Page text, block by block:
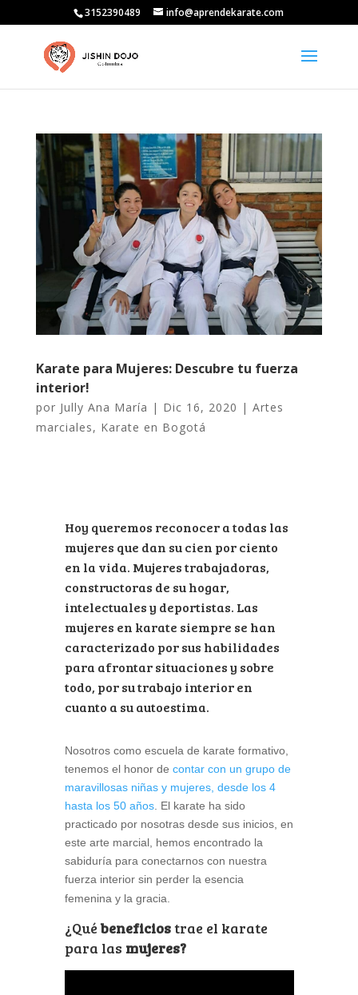
3152390489 info@aprendekarate.com
Karate para Mujeres: Descubre tu fuerza
interior!
por Jully Ana María | Dic 16, 2020 | Artes
marciales, Karate en Bogotá
Hoy queremos reconocer a todas las
mujeres que dan su cien por ciento
en la vida. Mujeres trabajadoras,
constructoras de su hogar,
intelectuales y deportistas. Las
mujeres en karate siempre se han
caracterizado por sus habilidades
para afrontar situaciones y sobre
todo, por su trabajo interior en
cuanto a su autoestima.
Nosotros como escuela de karate formativo,
tenemos el honor de contar con un grupo de
maravillosas niñas y mujeres, desde los 4
hasta los 50 años. El karate ha sido
practicado por nosotras desde sus inicios, en
este arte marcial, hemos encontrado la
sabiduría para conectarnos con nuestra
fuerza interior sin perder la esencia
femenina y la gracia.
¿Québeneficiostrae el karate
para las mujeres?